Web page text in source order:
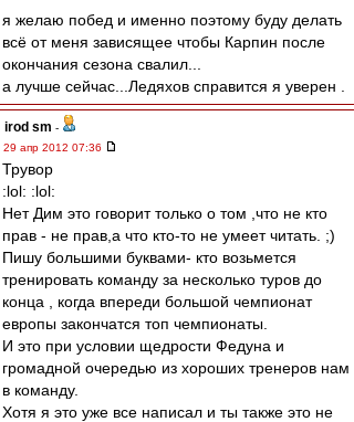
я желаю побед и именно поэтому буду делать
всё от меня зависящее чтобы Карпин после
окончания сезона свалил...
а лучше сейчас...Ледяхов справится я уверен .
irod sm -
29 апр 2012 07:36
Трувор
:lol: :lol:
Нет Дим это говорит только о том ,что не кто
прав - не прав,а что кто-то не умеет читать. ;)
Пишу большими буквами- кто возьмется
тренировать команду за несколько туров до
конца , когда впереди большой чемпионат
европы закончатся топ чемпионаты.
И это при условии щедрости Федуна и
громадной очередью из хороших тренеров нам
в команду.
Хотя я это уже все написал и ты также это не